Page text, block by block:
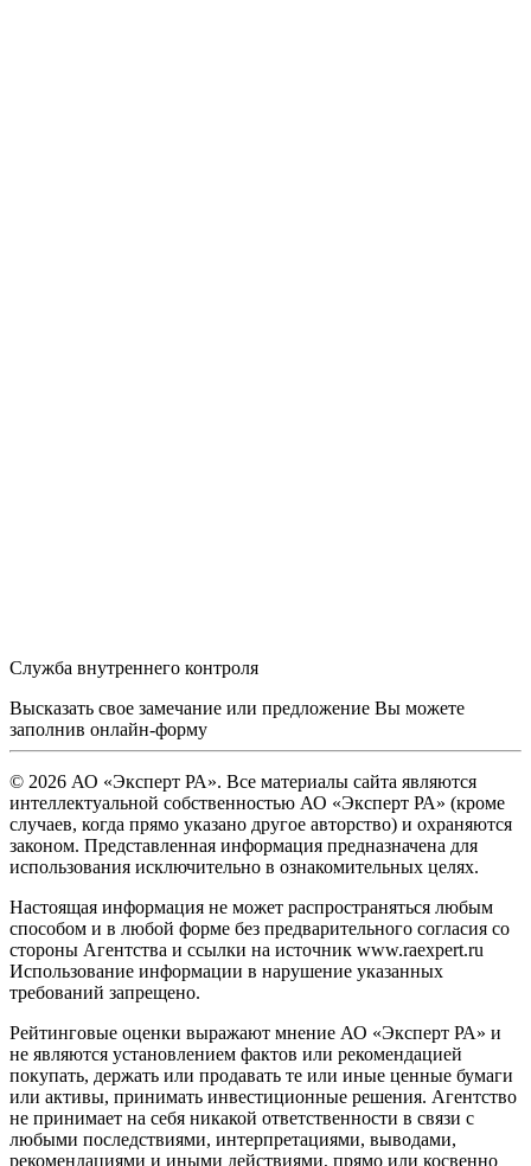
Служба внутреннего контроля
Высказать свое замечание или предложение Вы можете
заполнив онлайн-форму
© 2026 АО «Эксперт РА». Все материалы сайта являются
интеллектуальной собственностью АО «Эксперт РА» (кроме
случаев, когда прямо указано другое авторство) и охраняются
законом. Представленная информация предназначена для
использования исключительно в ознакомительных целях.
Настоящая информация не может распространяться любым
способом и в любой форме без предварительного согласия со
стороны Агентства и ссылки на источник www.raexpert.ru
Использование информации в нарушение указанных
требований запрещено.
Рейтинговые оценки выражают мнение АО «Эксперт РА» и
не являются установлением фактов или рекомендацией
покупать, держать или продавать те или иные ценные бумаги
или активы, принимать инвестиционные решения. Агентство
не принимает на себя никакой ответственности в связи с
любыми последствиями, интерпретациями, выводами,
рекомендациями и иными действиями, прямо или косвенно